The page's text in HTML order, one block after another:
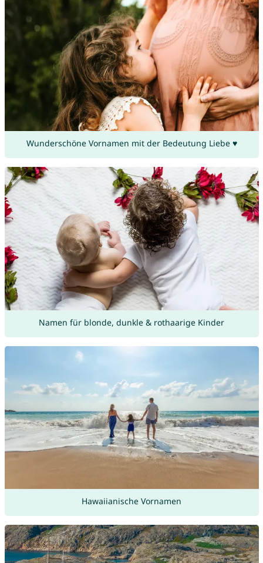
Wunderschöne Vornamen mit der Bedeutung Liebe ♥
Namen für blonde, dunkle & rothaarige Kinder
Hawaiianische Vornamen